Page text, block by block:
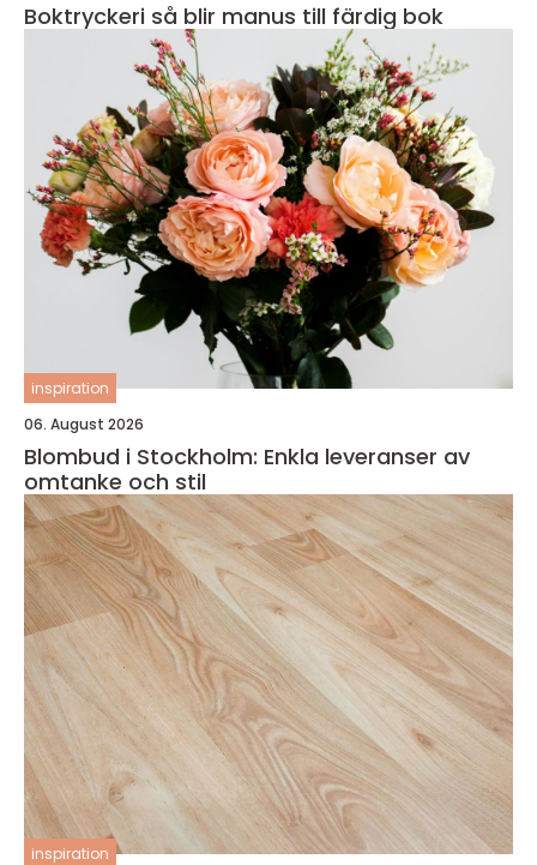
Boktryckeri så blir manus till färdig bok
inspiration
06. August 2026
Blombud i Stockholm: Enkla leveranser av
omtanke och stil
inspiration